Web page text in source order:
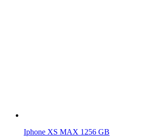
Iphone XS MAX 1256 GB